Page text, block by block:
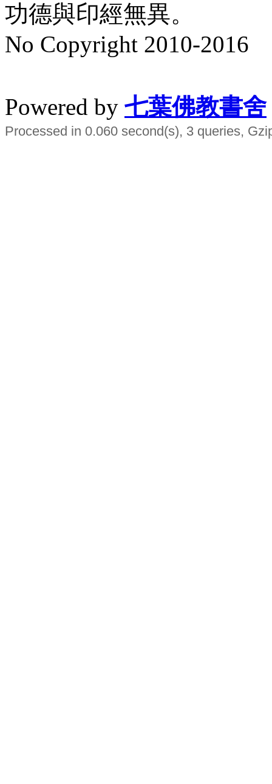
功德與印經無異。
No Copyright 2010-2016
Powered by 七葉佛教書舍
Processed in 0.060 second(s), 3 queries,